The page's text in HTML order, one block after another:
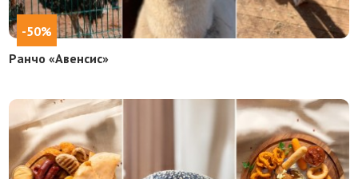
-50%
Ранчо «Авенсис»